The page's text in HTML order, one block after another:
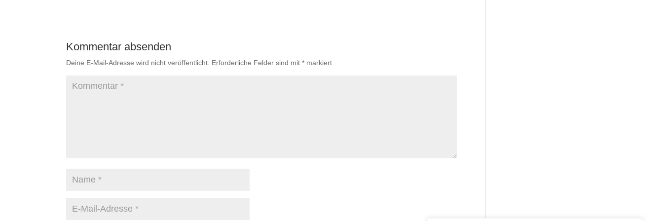
Kommentar absenden
Deine E-Mail-Adresse wird nicht veröffentlicht. Erforderliche Felder sind mit* markiert